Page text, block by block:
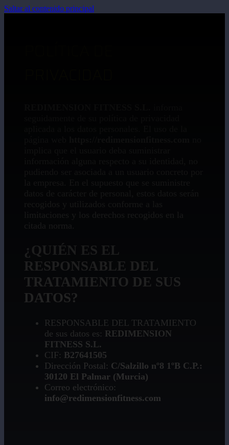
Saltar al contenido principal
¿QUIÉN ES EL
RESPONSABLE DEL
TRATAMIENTO DE SUS
DATOS?
RESPONSABLE DEL TRATAMIENTO
de sus datos es: REDIMENSION
FITNESS S.L.
CIF: B27641505
Dirección Postal: C/Salzillo nº8 1ºB C.P.:
30120 El Palmar (Murcia)
Correo electrónico:
info@redimensionfitness.com